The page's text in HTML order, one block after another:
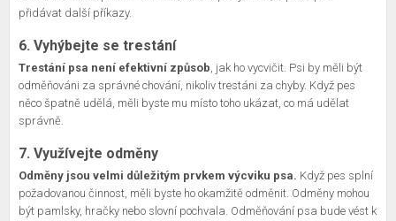
přidávat další příkazy.
6. Vyhýbejte se trestání
Trestání psa není efektivní způsob, jak ho vycvičit. Psi by měli být
odměňováni za správné chování, nikoliv trestáni za chyby. Když pes
něco špatně udělá, měli byste mu místo toho ukázat, co má udělat
správně.
7. Využívejte odměny
Odměny jsou velmi důležitým prvkem výcviku psa. Když pes splní
požadovanou činnost, měli byste ho okamžitě odměnit. Odměny mohou
být pamlsky, hračky nebo slovní pochvala. Odměňování psa bude vést k